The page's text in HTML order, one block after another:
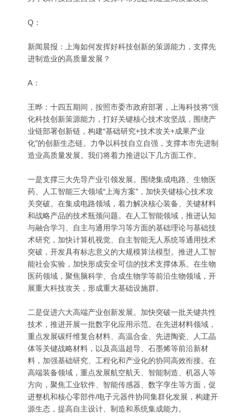
Q：
新闻晨报：上海如何发挥好科技创新的策源能力，支撑先
进制造业的高质量发展？
A：
王晔：十四五期间，按照市委市政府部署，上海科技将“强
化科技创新策源能力，打好关键核心技术攻坚战，围绕产
业链部署创新链，构建“基础研究+技术攻关+成果产业
化”的创新生态链。力争以科技自立自强，支撑本市先进制
造业高质量发展。我们将着力推进以下几方面工作。
一是支撑三大先导产业引领发展。围绕集成电路、生物医
药、人工智能三大领域“上海方案”，加快关键核心技术攻
关突破。在集成电路领域，着力解决核心装备、关键材料
和战略产品的技术瓶颈问题。在人工智能领域，推进认知
与融合学习、自主与通用学习等方面的基础理论与基础技
术研究，加快计算机视觉、自主智能无人系统等通用技术
突破，开发具有标志意义的大规模算法模型。推进人工智
能社会实验，加快形成安全可信的技术支撑体系。在生物
医药领域，聚焦脑科学、合成生物学等前沿生物领域，开
展重大科技攻关，形成重大基础设施群。
二是促进六大高端产业创新发展。加快突破一批关键共性
技术，推进开展一批数字化应用示范。在先进材料领域，
重点发展碳纤维复合材料、高温合金、先进陶瓷、人工晶
体等关键战略材料，以及高温超导、石墨烯等前沿新材
料，加强基础研究、工程化和产业化的协同高效衔接。在
高端装备领域，重点发展航空航天、智能制造、机器人等
方向，聚焦工业软件、智能传感器、数字孪生等方面，促
进整机和核心零部件/电子元器件协同集群化发展，构建开
源生态，提高自主设计、制造和系统集成能力。